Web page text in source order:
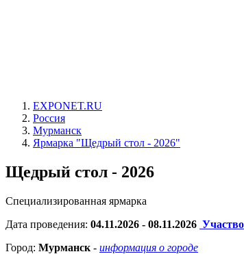
EXPONET.RU
Россия
Мурманск
Ярмарка "Щедрый стол - 2026"
Щедрый стол - 2026
Специализированная ярмарка
Дата проведения: 04.11.2026 - 08.11.2026
Город: Мурманск - информация о городе